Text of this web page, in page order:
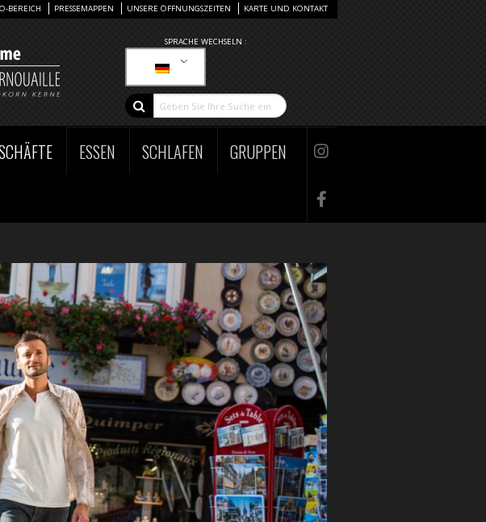
SPRACHE WECHSELN :
BEREICH PRESSEMAPPEN UNSERE ÖFFNUNGSZEITEN KARTE UND KONTAKT
ESSEN SCHLAFEN GRUPPEN